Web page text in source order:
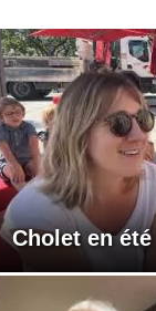
Cholet en été